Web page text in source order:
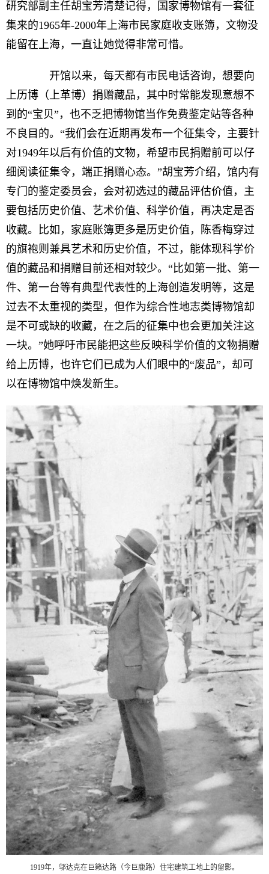
研究部副主任胡宝芳清楚记得，国家博物馆有一套征
集来的1965年-2000年上海市民家庭收支账簿，文物没
能留在上海，一直让她觉得非常可惜。
开馆以来，每天都有市民电话咨询，想要向
上历博（上革博）捐赠藏品，其中时常能发现意想不
到的“宝贝”，也不乏把博物馆当作免费鉴定站等各种
不良目的。“我们会在近期再发布一个征集令，主要针
对1949年以后有价值的文物，希望市民捐赠前可以仔
细阅读征集令，端正捐赠心态。”胡宝芳介绍，馆内有
专门的鉴定委员会，会对初选过的藏品评估价值，主
要包括历史价值、艺术价值、科学价值，再决定是否
收藏。比如，家庭账簿更多是历史价值，陈香梅穿过
的旗袍则兼具艺术和历史价值，不过，能体现科学价
值的藏品和捐赠目前还相对较少。“比如第一批、第一
件、第一台等有典型代表性的上海创造发明等，这是
过去不太重视的类型，但作为综合性地志类博物馆却
是不可或缺的收藏，在之后的征集中也会更加关注这
一块。”她呼吁市民能把这些反映科学价值的文物捐赠
给上历博，也许它们已成为人们眼中的“废品”，却可
以在博物馆中焕发新生。
1919年，邬达克在巨籁达路（今巨鹿路）住宅建筑工地上的留影。